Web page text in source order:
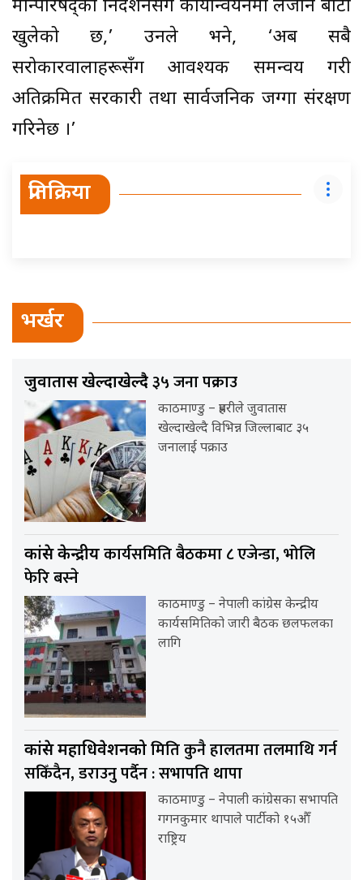
मन्त्रिपरिषद्को निर्देशनसँगै कार्यान्वयनमा लैजान बाटो
खुलेको छ,’ उनले भने, ‘अब सबै
सरोकारवालाहरूसँग आवश्यक समन्वय गरी
अतिक्रमित सरकारी तथा सार्वजनिक जग्गा संरक्षण
गरिनेछ ।’
प्रतिक्रिया
भर्खर
जुवातास खेल्दाखेल्दै३५ जना पक्राउ
काठमाण्डु – प्रहरीले जुवातास
खेल्दाखेल्दै विभिन्न जिल्लाबाट ३५
जनालाई पक्राउ
कांग्रेस केन्द्रीयकार्यसमिति बैठकमा ८ एजेन्डा, भोलि
फेरि बस्ने
काठमाण्डु – नेपाली कांग्रेस केन्द्रीय
कार्यसमितिको जारी बैठक छलफलका
लागि
कांग्रेस महाधिवेशनकोमिति कुनै हालतमा तलमाथि गर्न
सकिँदैन, डराउनु पर्दैन : सभापति थापा
काठमाण्डु – नेपाली कांग्रेसका सभापति
गगनकुमार थापाले पार्टीको १५औँ
राष्ट्रिय